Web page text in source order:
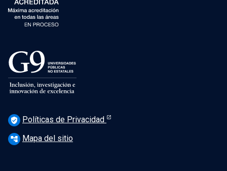
verified_user Políticas de Privacidad
account_tree Mapa del sitio